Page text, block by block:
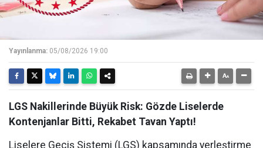
Yayınlanma: 05/08/2026 19:00
LGS Nakillerinde Büyük Risk: Gözde Liselerde
Kontenjanlar Bitti, Rekabet Tavan Yaptı!
Liselere Geçiş Sistemi (LGS) kapsamında yerleştirme